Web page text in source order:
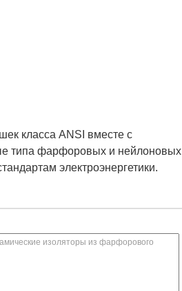
класса ANSI вместе с
типа фарфоровых и нейлоновых
электроэнергетики.